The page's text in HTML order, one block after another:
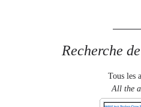
Recherche
Tous les
All the